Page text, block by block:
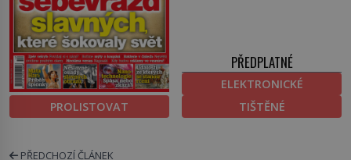
PROLISTOVAT
PŘEDPLATNÉ
ELEKTRONICKÉ
TIŠTĚNÉ
PŘEDCHOZÍ ČLÁNEK